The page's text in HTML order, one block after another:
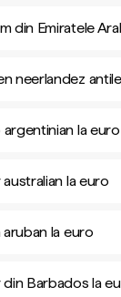
din Emiratele
neerlandez
la euro
la euro
la euro
Barbados la